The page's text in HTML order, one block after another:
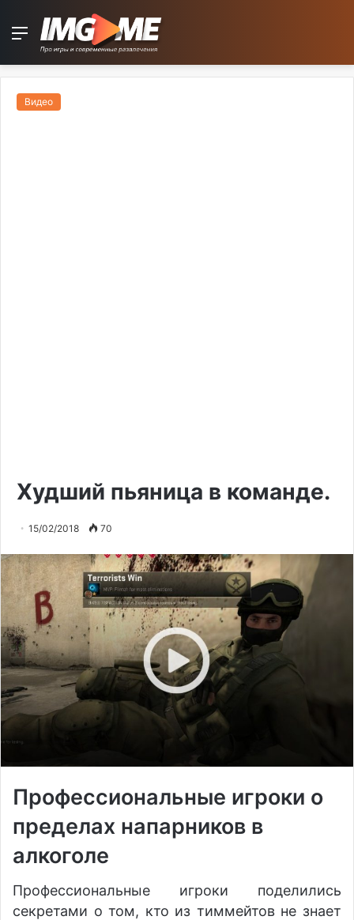
Menu
Видео
Худший пьяница в команде.
15/02/2018 70
Профессиональные игроки о
пределах напарников в
алкоголе
Профессиональные игроки поделились
секретами о том, кто из тиммейтов не знает